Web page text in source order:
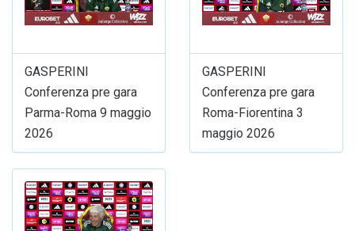
GASPERINI
Conferenza pre gara
Parma-Roma 9 maggio
2026
GASPERINI
Conferenza pre gara
Roma-Fiorentina 3
maggio 2026